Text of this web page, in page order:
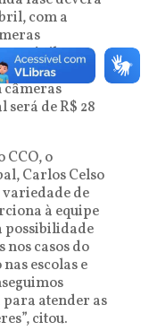
com a
em ônibus,
fase terá a
câmeras
de R$ 28
CCO, o
Carlos Celso
variedade de
à equipe
possibilidade
nos casos do
escolas e
atender as
citou.